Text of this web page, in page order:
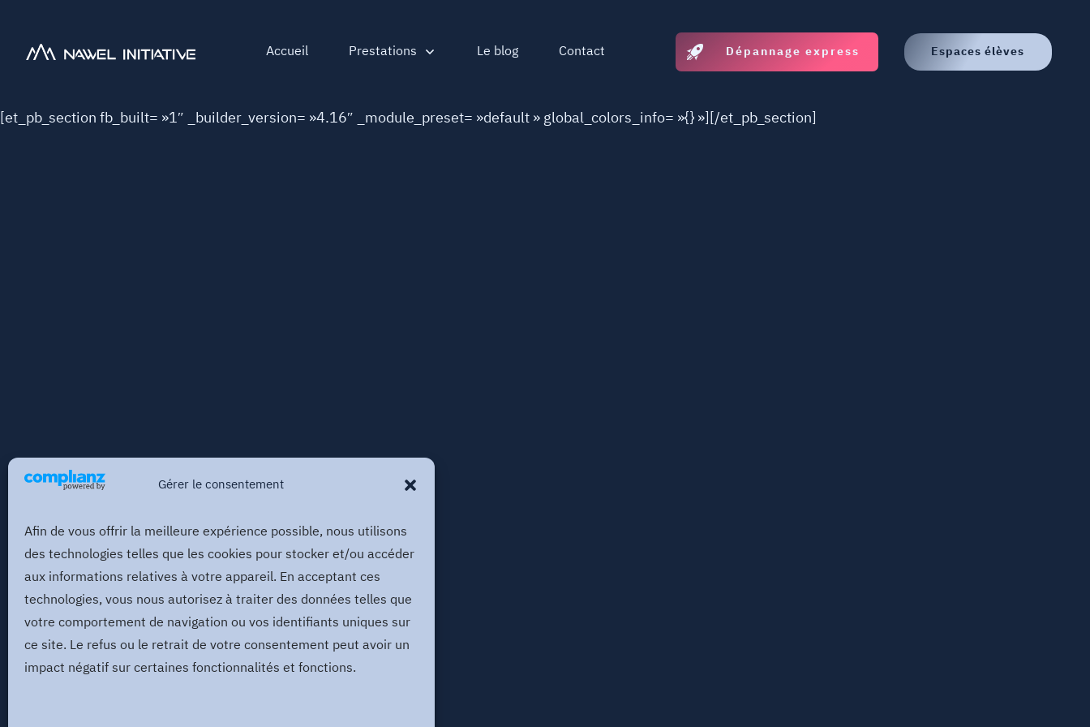
Gérer le consentement
Afin de vous offrir la meilleure expérience possible, nous utilisons
des technologies telles que les cookies pour stocker et/ou accéder
aux informations relatives à votre appareil. En acceptant ces
technologies, vous nous autorisez à traiter des données telles que
votre comportement de navigation ou vos identifiants uniques sur
ce site. Le refus ou le retrait de votre consentement peut avoir un
impact négatif sur certaines fonctionnalités et fonctions.
Accueil Prestations Le blog Contact Dépannage express Espaces élèves
[et_pb_section fb_built= »1″ _builder_version= »4.16″ _module_preset= »default » global_colors_info= »{} »][/et_pb_section]